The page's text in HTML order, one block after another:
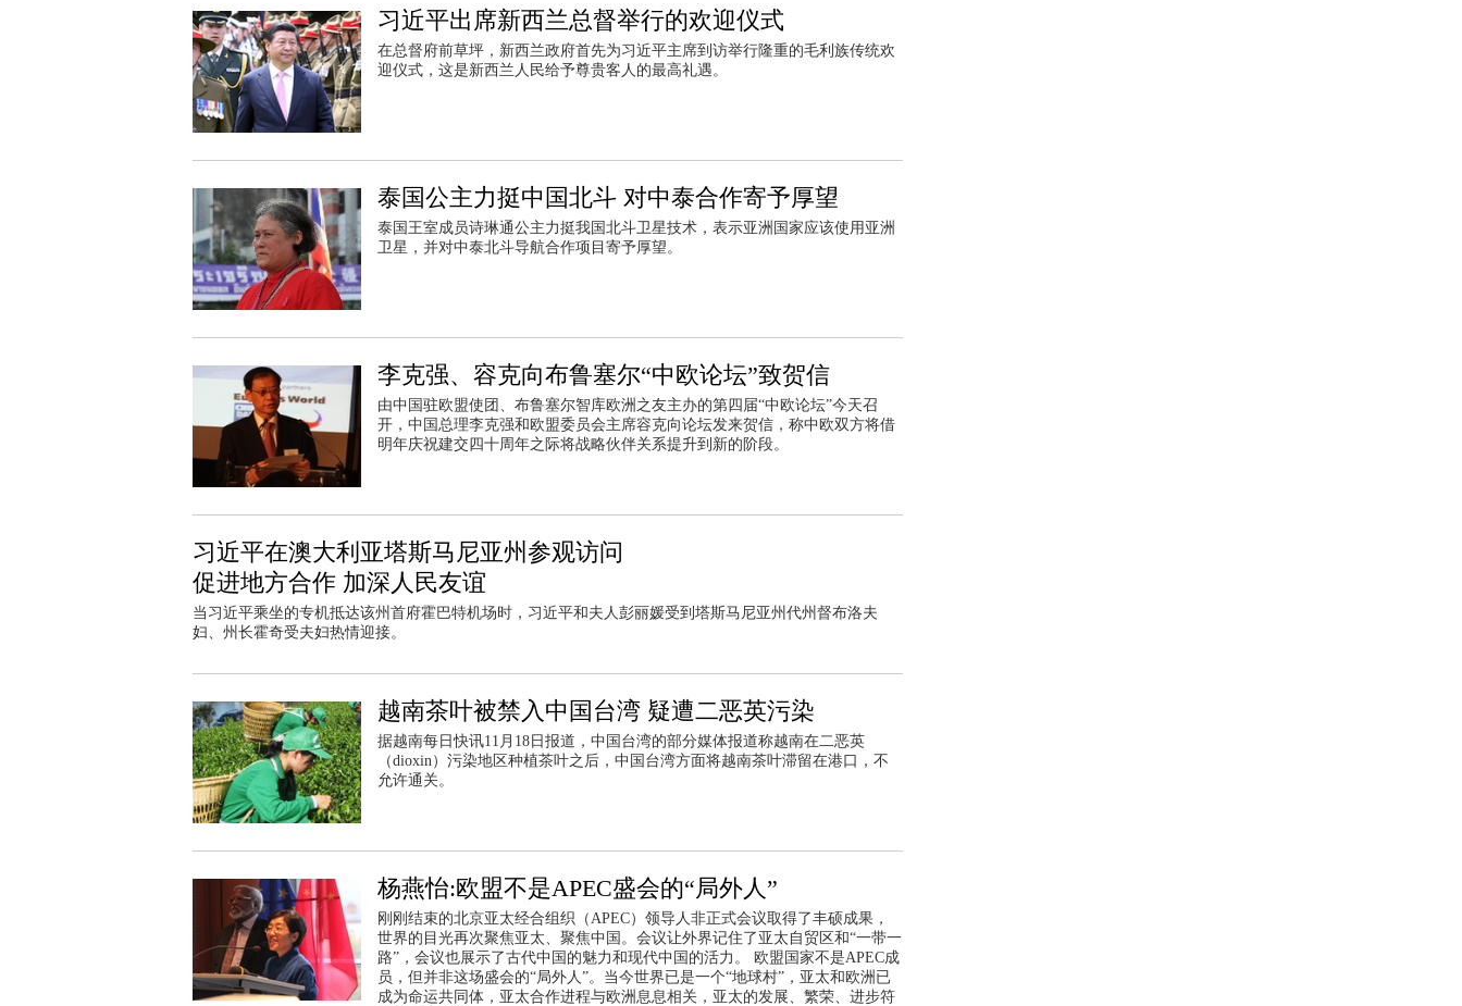
习近平出席新西兰总督举行的欢迎仪式
在总督府前草坪，新西兰政府首先为习近平主席到访举行隆重的毛利族传统欢
迎仪式，这是新西兰人民给予尊贵客人的最高礼遇。
泰国公主力挺中国北斗 对中泰合作寄予厚望
泰国王室成员诗琳通公主力挺我国北斗卫星技术，表示亚洲国家应该使用亚洲
卫星，并对中泰北斗导航合作项目寄予厚望。
李克强、容克向布鲁塞尔“中欧论坛”致贺信
由中国驻欧盟使团、布鲁塞尔智库欧洲之友主办的第四届“中欧论坛”今天召
开，中国总理李克强和欧盟委员会主席容克向论坛发来贺信，称中欧双方将借
明年庆祝建交四十周年之际将战略伙伴关系提升到新的阶段。
习近平在澳大利亚塔斯马尼亚州参观访问
促进地方合作 加深人民友谊
当习近平乘坐的专机抵达该州首府霍巴特机场时，习近平和夫人彭丽媛受到塔斯马尼亚州代州督布洛夫
妇、州长霍奇受夫妇热情迎接。
越南茶叶被禁入中国台湾 疑遭二恶英污染
据越南每日快讯11月18日报道，中国台湾的部分媒体报道称越南在二恶英
（dioxin）污染地区种植茶叶之后，中国台湾方面将越南茶叶滞留在港口，不
允许通关。
杨燕怡:欧盟不是APEC盛会的“局外人”
刚刚结束的北京亚太经合组织（APEC）领导人非正式会议取得了丰硕成果，
世界的目光再次聚焦亚太、聚焦中国。会议让外界记住了亚太自贸区和“一带一
路”，会议也展示了古代中国的魅力和现代中国的活力。 欧盟国家不是APEC成
员，但并非这场盛会的“局外人”。当今世界已是一个“地球村”，亚太和欧洲已
成为命运共同体，亚太合作进程与欧洲息息相关，亚太的发展、繁荣、进步符